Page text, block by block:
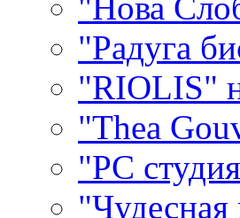
"Радуга
"RIOLIS"
"Thea
"РС